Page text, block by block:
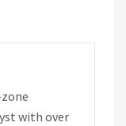
with over